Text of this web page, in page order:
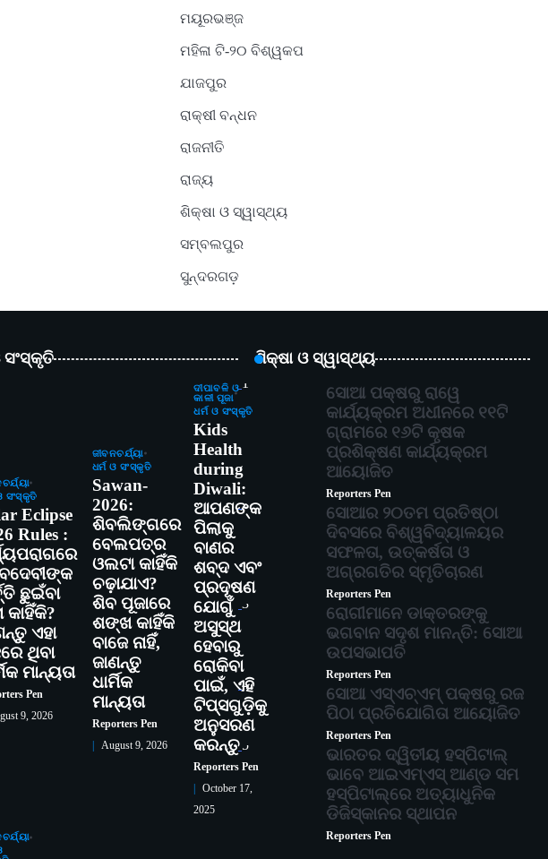
ମୟୂରଭଞ୍ଜ
ମହିଳା ଟି-୨୦ ବିଶ୍ୱକପ
ଯାଜପୁର
ରାକ୍ଷୀ ବନ୍ଧନ
ରାଜନୀତି
ରାଜ୍ୟ
ଶିକ୍ଷା ଓ ସ୍ୱାସ୍ଥ୍ୟ
ସମ୍ବଲପୁର
ସୁନ୍ଦରଗଡ଼
ସଂସ୍କୃତି
ସଂସ୍କୃତି
Eclipse
Rules :
ଛୁଇଁବା
କାହିଁକି?
ଏହା
ଥିବା
ମାନ୍ୟତା
Pen
9, 2026
ଜୀବନଚର୍ଯ୍ୟା
ଧର୍ମ ଓ ସଂସ୍କୃତି
Sawan-
2026:
ଶିବଲିଙ୍ଗରେ
ବେଲପତ୍ର
ଓଲଟା କାହିଁକି
ଚଢ଼ାଯାଏ?
ଶିବ ପୂଜାରେ
ଶଙ୍ଖ କାହିଁକି
ବାଜେ ନାହିଁ,
ଜାଣନ୍ତୁ
ଧାର୍ମିକ
ମାନ୍ୟତା
Reporters Pen
August 9, 2026
ଦୀପାବଳି ଓ
କାଳୀ ପୂଜା
ଧର୍ମ ଓ ସଂସ୍କୃତି
Kids
Health
during
Diwali:
ଆପଣଙ୍କ
ପିଲାକୁ
ବାଣର
ଶବ୍ଦ ଏବଂ
ପ୍ରଦୂଷଣ
ଯୋଗୁଁ
ଅସୁସ୍ଥ
ହେବାରୁ
ରୋକିବା
ପାଇଁ, ଏହି
ଟିପ୍ସଗୁଡ଼ିକୁ
ଅନୁସରଣ
କରନ୍ତୁ
Reporters Pen
October 17,
2025
ଶିକ୍ଷା ଓ ସ୍ୱାସ୍ଥ୍ୟ
1
ସୋଆ ପକ୍ଷରୁ ରାୱେ
କାର୍ଯ୍ୟକ୍ରମ ଅଧୀନରେ ୧୧ଟି
ଗ୍ରାମରେ ୧୬ଟି କୃଷକ
ପ୍ରଶିକ୍ଷଣ କାର୍ଯ୍ୟକ୍ରମ
ଆୟୋଜିତ
Reporters Pen
2
ସୋଆର ୨୦ତମ ପ୍ରତିଷ୍ଠା
ଦିବସରେ ବିଶ୍ୱବିଦ୍ୟାଳୟର
ସଫଳତା, ଉତ୍କର୍ଷତା ଓ
ଅଗ୍ରଗତିର ସ୍ମୃତିଚାରଣ
Reporters Pen
3
ରୋଗୀମାନେ ଡାକ୍ତରଙ୍କୁ
ଭଗବାନ ସଦୃଶ ମାନନ୍ତି: ସୋଆ
ଉପସଭାପତି
Reporters Pen
4
ସୋଆ ଏସ୍‌ଏଚ୍‌ଏମ୍ ପକ୍ଷରୁ ରଜ
ପିଠା ପ୍ରତିଯୋଗିତା ଆୟୋଜିତ
Reporters Pen
5
ଭାରତର ଦ୍ୱିତୀୟ ହସ୍ପିଟାଲ୍
ଭାବେ ଆଇଏମ୍‌ଏସ୍ ଆଣ୍ଡ ସମ
ହସ୍ପିଟାଲ୍‌ରେ ଅତ୍ୟାଧୁନିକ
ଡିଜିସ୍କାନର ସ୍ଥାପନ
Reporters Pen